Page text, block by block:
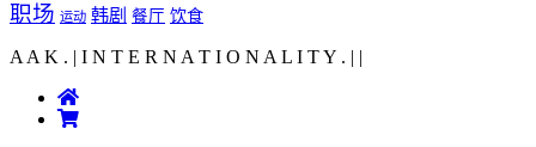
职场 运动 韩剧 餐厅 饮食
A A K . | I N T E R N A T I O N A L I T Y . | |